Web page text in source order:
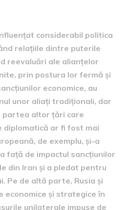
considerabil politica
relațiile dintre puterile
reevaluări ale alianțelor
prin postura lor fermă și
economice, au
unor aliați tradiționali, dar
partea altor țări care
diplomatică ar fi fost mai
de exemplu, și-a
față de impactul sancțiunilor
din Iran și a pledat pentru
Pe de altă parte, Rusia și
economice și strategice în
unilaterale impuse de